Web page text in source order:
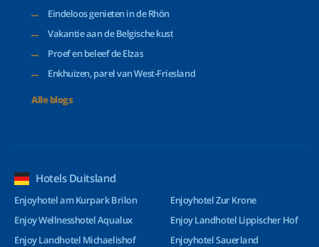
Eindeloos genieten in de Rhön
Vakantie aan de Belgische kust
Proef en beleef de Elzas
Enkhuizen, parel van West-Friesland
Alle blogs
Hotels Duitsland
Enjoyhotel am Kurpark Brilon
Enjoy Wellnesshotel Aqualux
Enjoy Landhotel Michaelishof
Enjoyhotel Zur Krone
Enjoy Landhotel Lippischer Hof
Enjoyhotel Sauerland